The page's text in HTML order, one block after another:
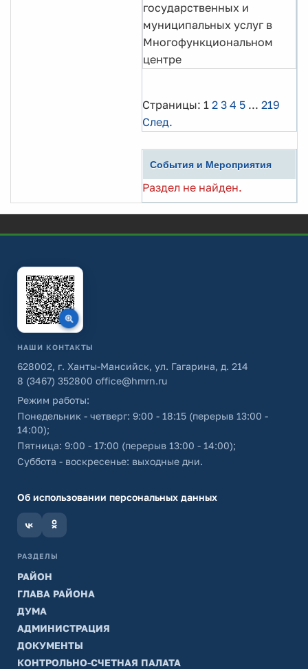
государственных и
муниципальных услуг в
Многофункциональном
центре
Страницы: 1 2 3 4 5 ... 219
След.
События и Мероприятия
Раздел не найден.
НАШИ КОНТАКТЫ
628002, г. Ханты-Мансийск, ул. Гагарина, д. 214
8 (3467) 352800 office@hmrn.ru
Режим работы:
Понедельник - четверг: 9:00 - 18:15 (перерыв 13:00 -
14:00);
Пятница: 9:00 - 17:00 (перерыв 13:00 - 14:00);
Суббота - воскресенье: выходные дни.
Об использовании персональных данных
РАЗДЕЛЫ
РАЙОН
ГЛАВА РАЙОНА
ДУМА
АДМИНИСТРАЦИЯ
ДОКУМЕНТЫ
КОНТРОЛЬНО-СЧЕТНАЯ ПАЛАТА